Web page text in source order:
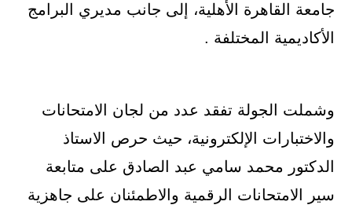
جامعة القاهرة الأهلية، إلى جانب مديري البرامج
الأكاديمية المختلفة .
وشملت الجولة تفقد عدد من لجان الامتحانات
والاختبارات الإلكترونية، حيث حرص الاستاذ
الدكتور محمد سامي عبد الصادق على متابعة
سير الامتحانات الرقمية والاطمئنان على جاهزية